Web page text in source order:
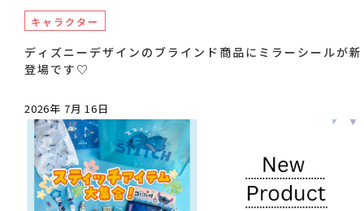
キャラクター
ディズニーデザインのブラインド商品にミラーシールが新
登場です♡
2026年 7月 16日